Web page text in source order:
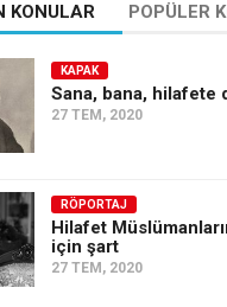
KONULAR POPÜLER
KAPAK
Sana, bana, hilafete
27 TEM, 2020
RÖPORTAJ
Hilafet
için şart
27 TEM, 2020